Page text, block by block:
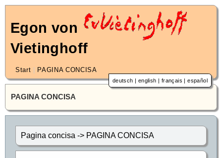
Egon von
Vietinghoff
Start PAGINA CONCISA
deutsch | english | français |español
PAGINA CONCISA
Pagina concisa -> PAGINA CONCISA